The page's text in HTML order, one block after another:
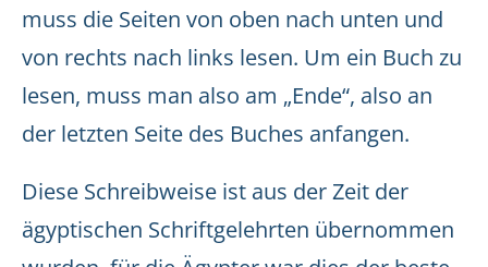
muss die Seiten von oben nach unten und
von rechts nach links lesen. Um ein Buch zu
lesen, muss man also am „Ende“, also an
der letzten Seite des Buches anfangen.
Diese Schreibweise ist aus der Zeit der
ägyptischen Schriftgelehrten übernommen